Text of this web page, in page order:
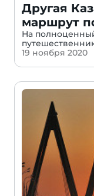
Другая
маршрут
На
19 ноября 2020